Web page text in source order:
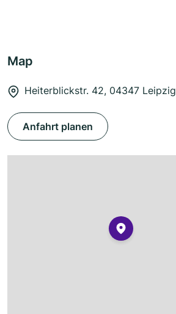
Map
Heiterblickstr. 42, 04347 Leipzig
Anfahrt planen